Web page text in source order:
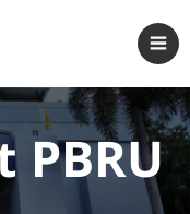
PBRU